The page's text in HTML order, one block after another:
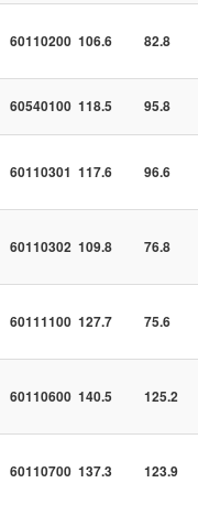
60110200 106.6 82.8
60540100 118.5 95.8
60110301 117.6 96.6
60110302 109.8 76.8
60111100 127.7 75.6
60110600 140.5 125.2
60110700 137.3 123.9